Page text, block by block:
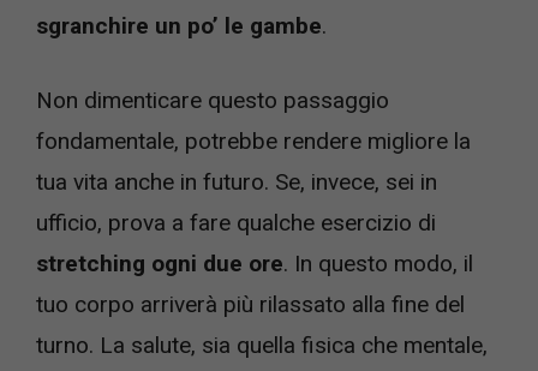
sgranchire un po’ le gambe.
Non dimenticare questo passaggio
fondamentale, potrebbe rendere migliore la
tua vita anche in futuro. Se, invece, sei in
ufficio, prova a fare qualche esercizio di
stretching ogni due ore. In questo modo, il
tuo corpo arriverà più rilassato alla fine del
turno. La salute, sia quella fisica che mentale,